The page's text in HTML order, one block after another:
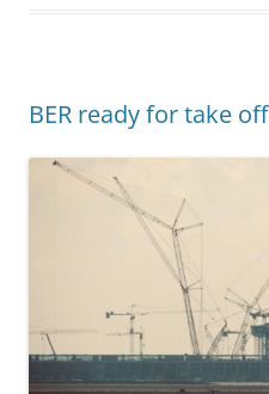
BER ready for take off